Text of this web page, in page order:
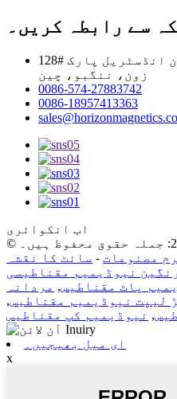
سے رابطہ کریں۔
128# بوزینگ ایسٹ روڈ، وانگچون انڈسٹریل پارک
زون، ننگبو، چین
0086-574-27883742
0086-18957413363
اب انکوائری
مصنوعات - سائٹ کا نقشہ
رنگین نیوڈیمیم مقناطیسی
پاٹ مقناطیس, مردانہ
لیپت نیوڈیمیم مقناطیس,
, نیوڈیمیم کپ مقناطیس
ای میل بھیجیں۔
x